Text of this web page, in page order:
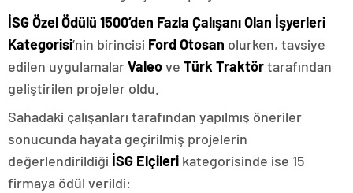
İSG Özel Ödülü 1500’den Fazla Çalışanı Olan İşyerleri
Kategorisi’nin birincisi Ford Otosan olurken, tavsiye
edilen uygulamalarValeove Türk Traktörtarafından
geliştirilen projeler oldu.
Sahadaki çalışanları tarafından yapılmış öneriler
sonucunda hayata geçirilmiş projelerin
değerlendirildiği İSG Elçileri kategorisinde ise 15
firmaya ödül verildi: